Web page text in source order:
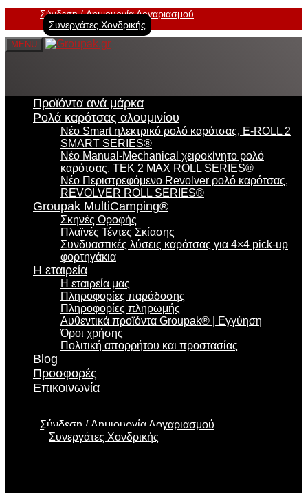
Σύνδεση
Δημιουργία Λογαριασμού
Συνεργάτες Χονδρικής
MENU
Προϊόντα ανά μάρκα
Ρολά καρότσας αλουμινίου
Νέο Smart ηλεκτρικό ρολό καρότσας, E-ROLL 2
SMART SERIES®
Νέο Manual-Mechanical χειροκίνητο ρολό
καρότσας, TEK 2 MAX ROLL SERIES®
Νέο Περιστρεφόμενο Revolver ρολό καρότσας,
REVOLVER ROLL SERIES®
Groupak MultiCamping®
Σκηνές Οροφής
Πλαϊνές Τέντες Σκίασης
Συνδυαστικές λύσεις καρότσας για 4×4 pick-up
φορτηγάκια
Η εταιρεία
Η εταιρεία μας
Πληροφορίες παράδοσης
Πληροφορίες πληρωμής
Αυθεντικά προϊόντα Groupak® | Εγγύηση
Όροι χρήσης
Πολιτική απορρήτου και προστασίας
Blog
Προσφορές
Επικοινωνία
Σύνδεση
Δημιουργία Λογαριασμού
Συνεργάτες Χονδρικής